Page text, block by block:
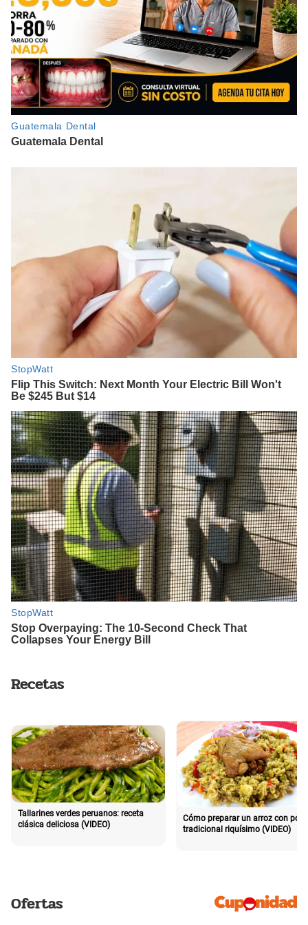
Recetas
Tallarines verdes peruanos: receta
clásica deliciosa (VIDEO)
Cómo preparar un arroz con pollo
tradicional riquísimo (VIDEO)
Ofertas